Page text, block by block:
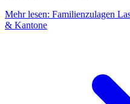
Mehr lesen: Familienzulagen
& Kantone